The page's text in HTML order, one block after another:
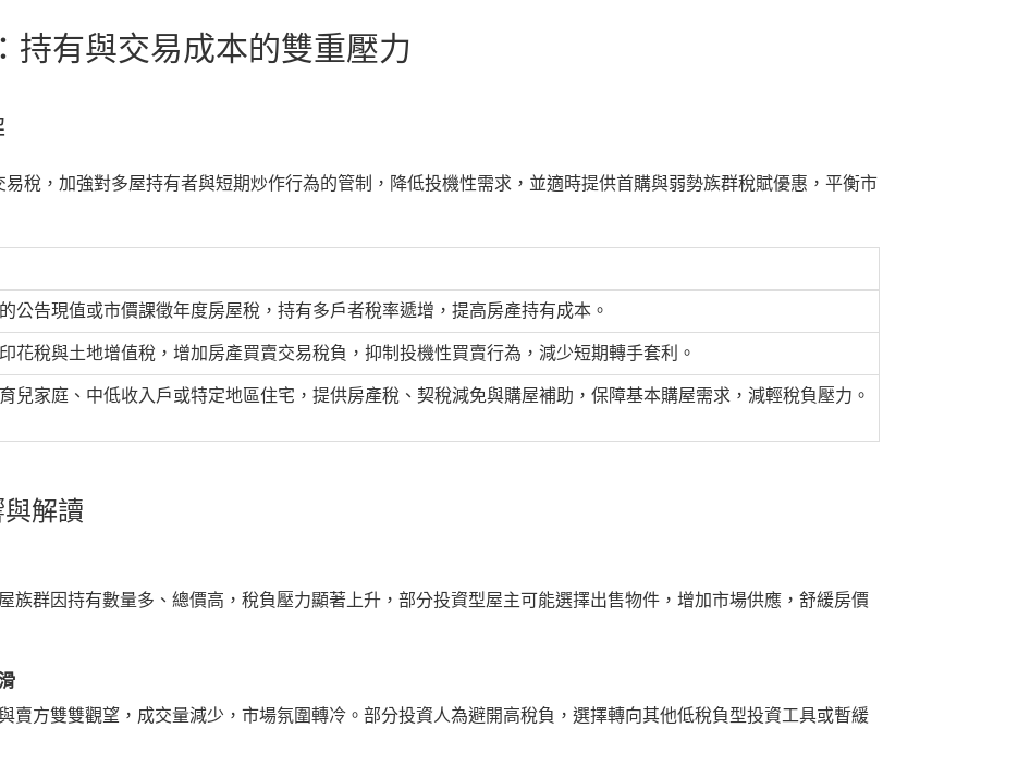
持有與交易成本的雙重壓力
稅，加強對多屋持有者與短期炒作行為的管制，降低投機性需求，並適時提供首購與弱勢族群稅賦優惠，平衡市
公告現值或市價課徵年度房屋稅，持有多戶者稅率遞增，提高房產持有成本。
花稅與土地增值稅，增加房產買賣交易稅負，抑制投機性買賣行為，減少短期轉手套利。
兒家庭、中低收入戶或特定地區住宅，提供房產稅、契稅減免與購屋補助，保障基本購屋需求，減輕稅負壓力。
解讀
族群因持有數量多、總價高，稅負壓力顯著上升，部分投資型屋主可能選擇出售物件，增加市場供應，舒緩房價
賣方雙雙觀望，成交量減少，市場氛圍轉冷。部分投資人為避開高稅負，選擇轉向其他低稅負型投資工具或暫緩